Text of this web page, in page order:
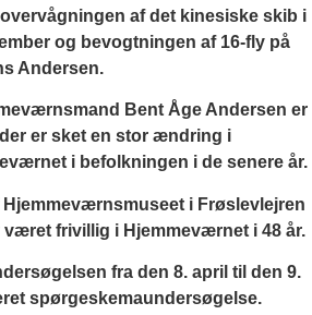
af det kinesiske skib i
og bevogtningen af 16-fly på
Andersen.
Bent Åge Andersen er
er sket en stor ændring i
i befolkningen i de senere år.
Hjemmeværnsmuseet i Frøslevlejren
frivillig i Hjemmeværnet i 48 år.
fra den 8. april til den 9.
spørgeskemaundersøgelse.